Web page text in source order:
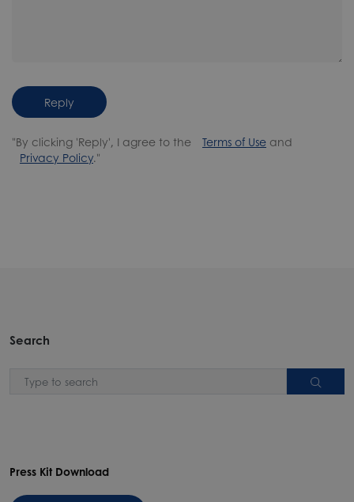
Reply
"By clicking 'Reply', I agree to the Terms of Use and
Privacy Policy."
Search
Press Kit Download